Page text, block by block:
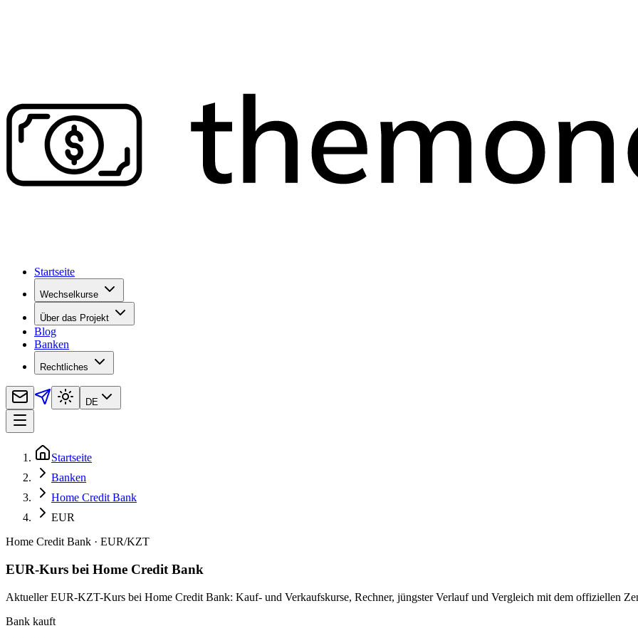
Startseite
Wechselkurse
Über das Projekt
Blog
Banken
Rechtliches
DE
Startseite
Banken
Home Credit Bank
EUR
Home Credit Bank · EUR/KZT
EUR-Kurs bei Home Credit Bank
Aktueller EUR-KZT-Kurs bei Home Credit Bank: Kauf- und Verkaufskurse, Rechner, jüngster Verlauf und Vergleich mit dem offiziellen
Bank kauft